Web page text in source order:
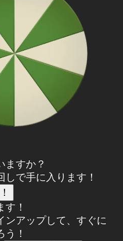
ますか？
で手に入ります！
！
ンアップして、すぐに
！